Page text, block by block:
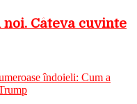
noi. Câteva cuvinte